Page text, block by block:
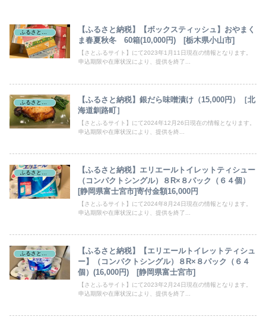
ふるさと納税
【ふるさと納税】【ボックスティッシュ】おやまく
ま春夏秋冬 60箱(10,000円) [栃木県小山市]
【さとふるサイト】にて2023年1月11日現在の情報となります。
申込期限や在庫状況により、提供を終了...
ふるさと納税
【ふるさと納税】銀だら味噌漬け（15,000円）［北
海道釧路町］
【さとふるサイト】にて2024年12月26日現在の情報となります。
申込期限や在庫状況により、提供を終...
ふるさと納税
【ふるさと納税】エリエールトイレットティシュー
（コンパクトシングル）８R×８パック（６４個）
[静岡県富士宮市]寄付金額16,000円
【さとふるサイト】にて2024年8月24日現在の情報となります。
申込期限や在庫状況により、提供を終了...
ふるさと納税
【ふるさと納税】【エリエールトイレットティシュ
ー】（コンパクトシングル）８R×８パック（６４
個）(16,000円) [静岡県富士宮市]
【さとふるサイト】にて2023年2月24日現在の情報となります。
申込期限や在庫状況により、提供を終了...